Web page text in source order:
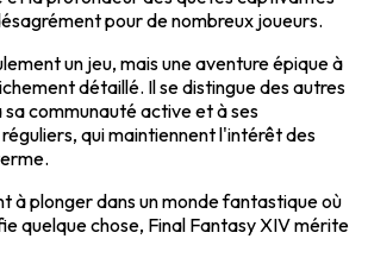
pour de nombreux joueurs.
un jeu, mais une aventure épique à
détaillé. Il se distingue des autres
sacommunauté activeet à ses
réguliers, qui maintiennent l'intérêt des
à plonger dans un monde fantastique où
quelque chose, Final Fantasy XIVmérite